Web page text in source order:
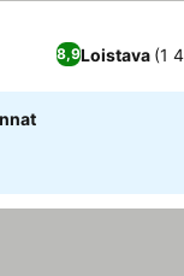
8,9Loistava (1